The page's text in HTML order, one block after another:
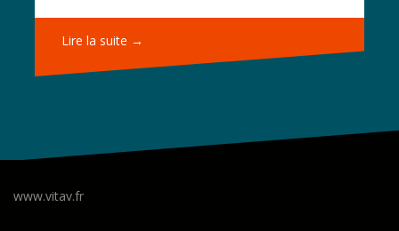
Lire la suite →
www.vitav.fr